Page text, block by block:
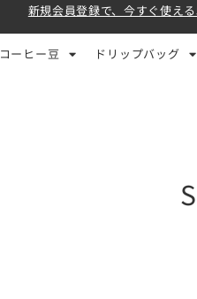
新規会員登録で、今すぐ使え
コーヒー豆 ドリップバッグ